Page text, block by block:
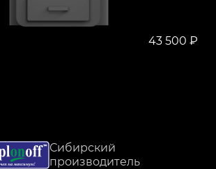
43 500 ₽
Сибирский
производитель